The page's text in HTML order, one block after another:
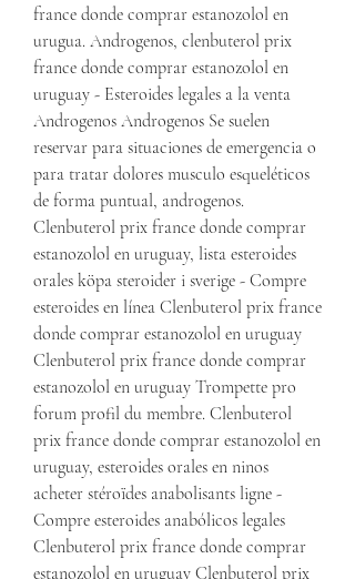
france donde comprar estanozolol en
urugua. Androgenos, clenbuterol prix
france donde comprar estanozolol en
uruguay - Esteroides legales a la venta
Androgenos Androgenos Se suelen
reservar para situaciones de emergencia o
para tratar dolores musculo esqueléticos
de forma puntual, androgenos.
Clenbuterol prix france donde comprar
estanozolol en uruguay, lista esteroides
orales köpa steroider i sverige - Compre
esteroides en línea Clenbuterol prix france
donde comprar estanozolol en uruguay
Clenbuterol prix france donde comprar
estanozolol en uruguay Trompette pro
forum profil du membre. Clenbuterol
prix france donde comprar estanozolol en
uruguay, esteroides orales en ninos
acheter stéroïdes anabolisants ligne -
Compre esteroides anabólicos legales
Clenbuterol prix france donde comprar
estanozolol en uruguay Clenbuterol prix